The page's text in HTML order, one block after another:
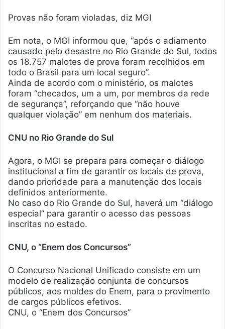
Provas não foram violadas, diz MGI
Em nota, o MGI informou que, “após o adiamento
causado pelo desastre no Rio Grande do Sul, todos
os 18.757 malotes de prova foram recolhidos em
todo o Brasil para um local seguro”.
Ainda de acordo com o ministério, os malotes
foram “checados, um a um, por membros da rede
de segurança”, reforçando que “não houve
qualquer violação” em nenhum dos materiais.
CNU no Rio Grande do Sul
Agora, o MGI se prepara para começar o diálogo
institucional a fim de garantir os locais de prova,
dando prioridade para a manutenção dos locais
definidos anteriormente.
No caso do Rio Grande do Sul, haverá um “diálogo
especial” para garantir o acesso das pessoas
inscritas no estado.
CNU, o “Enem dos Concursos”
O Concurso Nacional Unificado consiste em um
modelo de realização conjunta de concursos
públicos, aos moldes do Enem, para o provimento
de cargos públicos efetivos.
CNU, o “Enem dos Concursos”